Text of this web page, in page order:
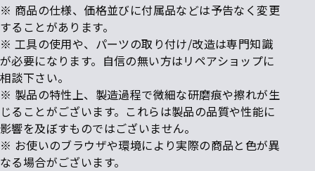
※ 商品の仕様、価格並びに付属品などは予告なく変更
することがあります。
※ 工具の使用や、パーツの取り付け/改造は専門知識
が必要になります。自信の無い方はリペアショップに
相談下さい。
※ 製品の特性上、製造過程で微細な研磨痕や擦れが生
じることがございます。これらは製品の品質や性能に
影響を及ぼすものではございません。
※ お使いのブラウザや環境により実際の商品と色が異
なる場合がございます。